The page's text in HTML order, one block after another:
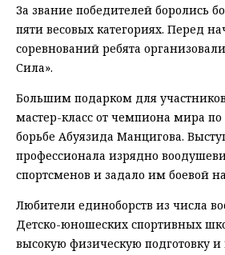
За звание победителей боролись
пяти весовых категориях. Перед
соревнований ребята
Сила».
Большим подарком для участников
мастер-класс от чемпиона мира
борьбе Абуязида Манцигова.
профессионала изрядно
спортсменов и задало им боевой
Любители единоборств из числа
Детско-юношеских спортивных
высокую физическую подготовку и